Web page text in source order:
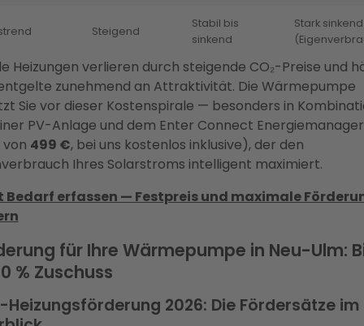
Steigend
Stabil bis
sinkend
Stark sinkend
Heizungen verlieren durch steigende CO₂-Preise und
zunehmend an Attraktivität. Die Wärmepumpe
Sie vor dieser Kostenspirale — besonders in
PV-Anlage und dem Enter Connect
499 €, bei uns kostenlos inklusive), der den
Ihres Solarstroms intelligent maximiert.
Bedarf erfassen — Festpreis und maximale
für Ihre Wärmepumpe in Neu-Ulm:
% Zuschuss
Heizungsförderung 2026: Die Fördersätze im